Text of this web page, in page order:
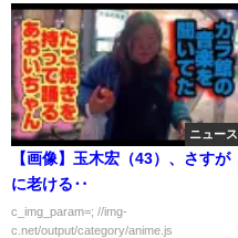
ニュース
【画像】玉木宏（43）、さすが
に老ける‥
c_img_param=; //img-
c.net/output/category/anime.js